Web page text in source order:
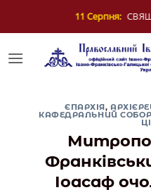
ЄВПЛА,
ЄПАРХІЯ,
КАФЕДРАЛЬНИЙ
Іоасаф